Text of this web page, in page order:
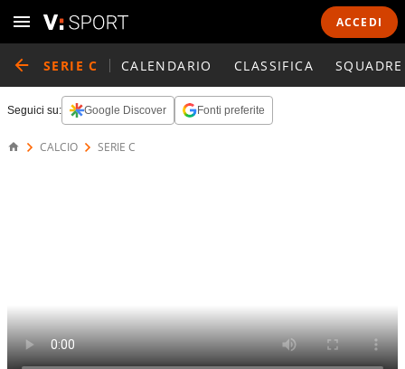
ACCEDI
SERIE C CALENDARIO CLASSIFICA SQUADRE
Seguici su: Google Discover Fonti preferite
CALCIO SERIE C